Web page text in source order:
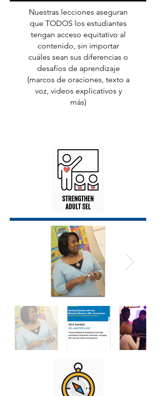
Nuestras lecciones aseguran
que TODOS los estudiantes
tengan acceso equitativo al
contenido, sin importar
cuáles sean sus diferencias o
desafíos de aprendizaje
(marcos de oraciones, texto a
voz, videos explicativos y
más)